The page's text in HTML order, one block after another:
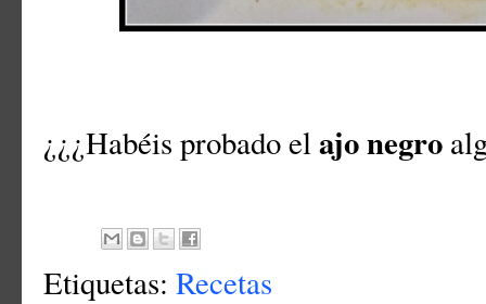
¿¿¿Habéis probado elajo negro
Etiquetas: Recetas